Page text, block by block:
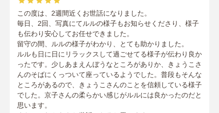
この度は、2週間近くお世話になりました。
毎日、2回、写真にてルルの様子もお知らせくださり、様子
も伝わり安心してお任せできました。
留守の間、ルルの様子がわかり、とても助かりました。
ルルも日に日にリラックスして過ごせてる様子が伝わり良か
ったです。少しあまえんぼうなところがありか、きょうこさ
んのそばにくっついて座っているようでした。普段もそんな
ところがあるので、きょうこさんのことを信頼している様子
でした。京子さんの柔らかい感じがルルには良かったのだと
思います。